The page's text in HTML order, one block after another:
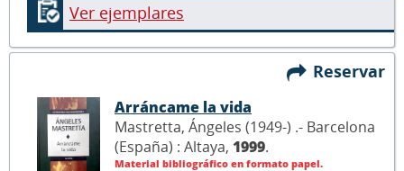
Ver ejemplares
Reservar
Arráncame la vida
Mastretta, Ángeles (1949-) .- Barcelona
(España) : Altaya, 1999.
Material bibliográfico en formato papel.